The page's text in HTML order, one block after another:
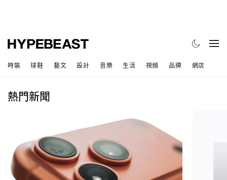
時裝 球鞋 藝文 設計 音樂 生活 視頻 品牌 網店
熱門新聞